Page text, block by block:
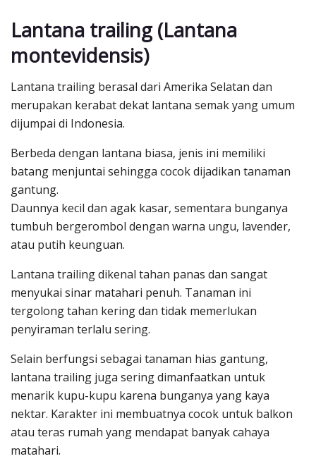
Lantana trailing (Lantana
montevidensis)
Lantana trailing berasal dari Amerika Selatan dan
merupakan kerabat dekat lantana semak yang umum
dijumpai di Indonesia.
Berbeda dengan lantana biasa, jenis ini memiliki
batang menjuntai sehingga cocok dijadikan tanaman
gantung.
Daunnya kecil dan agak kasar, sementara bunganya
tumbuh bergerombol dengan warna ungu, lavender,
atau putih keunguan.
Lantana trailing dikenal tahan panas dan sangat
menyukai sinar matahari penuh. Tanaman ini
tergolong tahan kering dan tidak memerlukan
penyiraman terlalu sering.
Selain berfungsi sebagai tanaman hias gantung,
lantana trailing juga sering dimanfaatkan untuk
menarik kupu-kupu karena bunganya yang kaya
nektar. Karakter ini membuatnya cocok untuk balkon
atau teras rumah yang mendapat banyak cahaya
matahari.